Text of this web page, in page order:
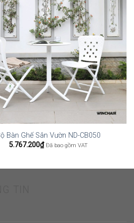
Bàn Ghế Sân Vườn ND-CB050
5.767.200₫ Đã bao gồm VAT